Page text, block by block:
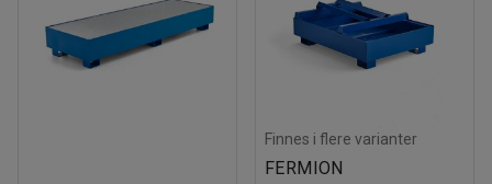
Finnes i flere varianter
FERMION